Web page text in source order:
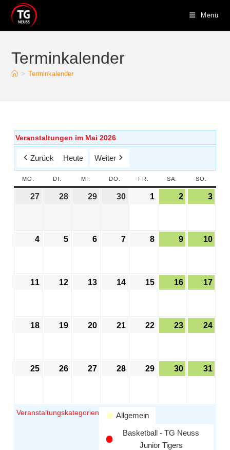
Menü
Terminkalender
> Terminkalender
Veranstaltungen im Mai 2026
Zurück Heute Weiter
MO. DI. MI. DO. FR. SA. SO.
27 28 29 30 1 2 3
4 5 6 7 8 9 10
11 12 13 14 15 16 17
18 19 20 21 22 23 24
25 26 27 28 29 30 31
Veranstaltungskategorien
Allgemein
Basketball - TG Neuss
Junior Tigers